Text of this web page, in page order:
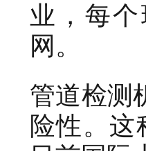
业，每
网。
管道检测
险性。这